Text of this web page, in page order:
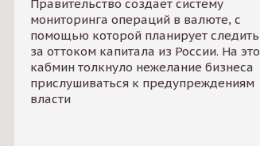
Правительство создает систему
мониторинга операций в валюте, с
помощью которой планирует следить
за оттоком капитала из России. На это
кабмин толкнуло нежелание бизнеса
прислушиваться к предупреждениям
власти